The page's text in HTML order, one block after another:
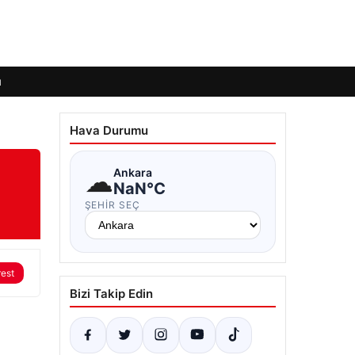
Hava Durumu
☁Ankara
NaN°C
ŞEHIR SEÇ
Bizi Takip Edin